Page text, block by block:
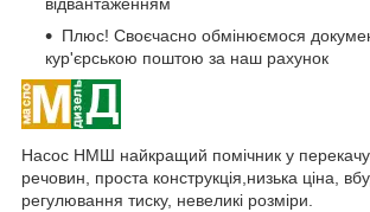
відвантаженням
Плюс! Своєчасно обмінюємося
кур'єрською поштою за наш рахунок
Насос НМШ найкращий помічник у
речовин, проста конструкція,низька ціна,
регулювання тиску, невеликі розміри.